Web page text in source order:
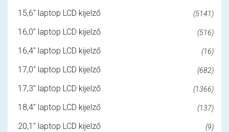
15,6" laptop LCD kijelző (5141)
16,0" laptop LCD kijelző (516)
16,4" laptop LCD kijelző (16)
17,0" laptop LCD kijelző (682)
17,3" laptop LCD kijelző (1366)
18,4" laptop LCD kijelző (137)
20,1" laptop LCD kijelző (9)